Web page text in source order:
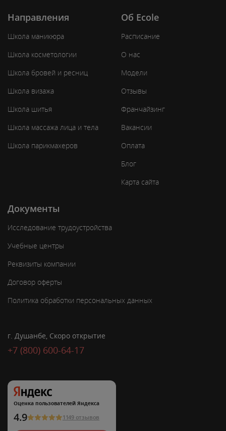
Направления
Школа маникюра
Школа косметологии
Школа бровей и ресниц
Школа визажа
Школа шитья
Школа массажа лица и тела
Школа парикмахеров
Об Ecole
Расписание
О нас
Модели
Отзывы
Франчайзинг
Вакансии
Оплата
Блог
Карта сайта
Документы
Исследование трудоустройства
Учебные центры
Реквизиты компании
Договор оферты
Политика обработки персональных данных
г. Душанбе, Скоро открытие
+7 (800) 600-64-17
Оценка пользователей Яндекса
4.9 1149 отзывов